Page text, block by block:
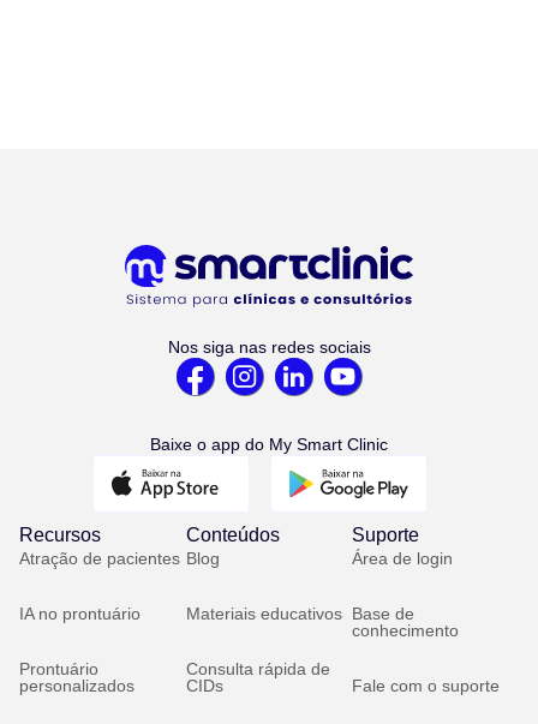
Nos siga nas redes sociais
Baixe o app do My Smart Clinic
Recursos
Atração de pacientes
IA no prontuário
Prontuário
personalizados
Conteúdos
Blog
Materiais educativos
Consulta rápida de
CIDs
Suporte
Área de login
Base de
conhecimento
Fale com o suporte